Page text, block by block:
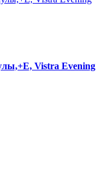
Vistra Evening